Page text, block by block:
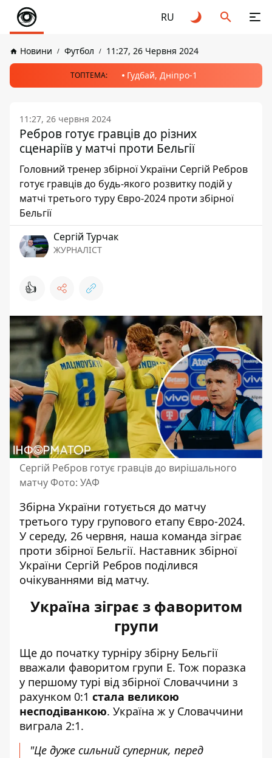
RU
Новини Футбол 11:27, 26 Червня 2024
ТОПТЕМА: Гудбай, Дніпро-1
11:27, 26 червня 2024
Ребров готує гравців до різних
сценаріїв у матчі проти Бельгії
Головний тренер збірної України Сергій Ребров
готує гравців до будь-якого розвитку подій у
матчі третього туру Євро-2024 проти збірної
Бельгії
Сергій Турчак
ЖУРНАЛІСТ
👍
Сергій Ребров готує гравців до вирішального
матчу Фото: УАФ
Збірна України готується до матчу
третього туру групового етапу Євро-2024.
У середу, 26 червня, наша команда зіграє
проти збірної Бельгії. Наставник збірної
України Сергій Ребров поділився
очікуваннями від матчу.
Україна зіграє з фаворитом
групи
Ще до початку турніру збірну Бельгії
вважали фаворитом групи E. Тож поразка
у першому турі від збірної Словаччини з
рахунком 0:1 стала великою
несподіванкою. Україна ж у Словаччини
виграла 2:1.
"Це дуже сильний суперник, перед